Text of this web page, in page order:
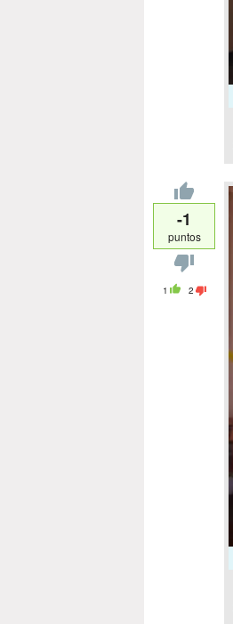
-1
puntos
1 2